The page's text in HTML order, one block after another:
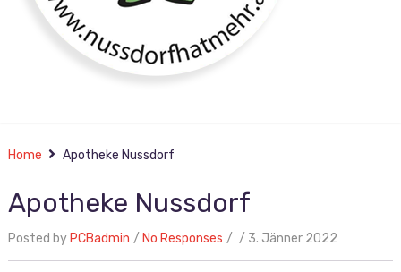
Home Apotheke Nussdorf
Apotheke Nussdorf
Posted by PCBadmin No Responses 3. Jänner 2022